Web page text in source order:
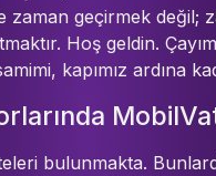
zaman geçirmek değil;
Hoş geldin.
kapımız ardına
bulunmakta.